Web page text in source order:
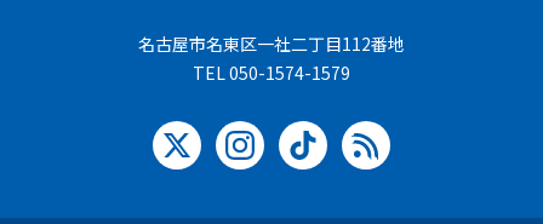
名古屋市名東区一社二丁目112番地
TEL 050-1574-1579